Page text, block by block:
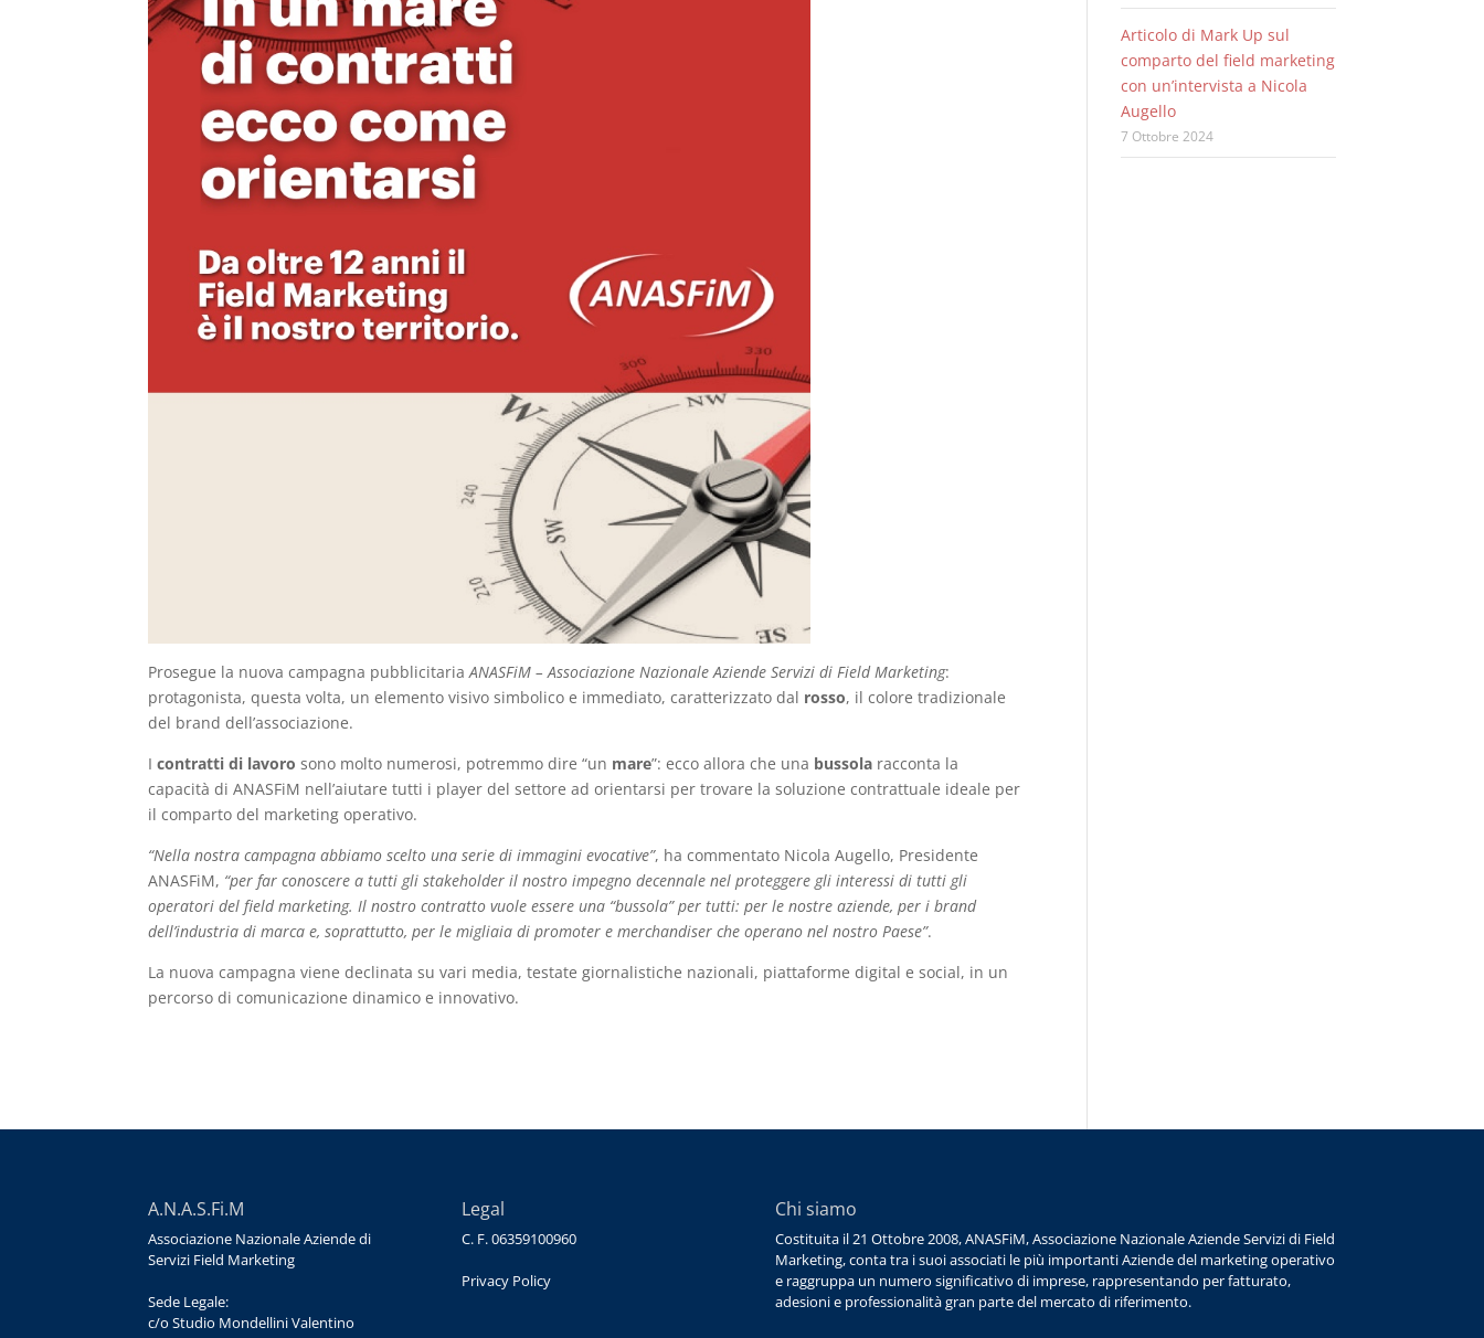
Prosegue la nuova campagna pubblicitariaANASFiM – Associazione Nazionale Aziende Servizi di Field Marketing:
protagonista, questa volta, un elemento visivo simbolico e immediato, caratterizzato dal rosso, il colore tradizionale
del brand dell’associazione.
Icontratti di lavoro sono molto numerosi, potremmo dire “un mare”: ecco allora che una bussola racconta la
capacità di ANASFiM nell’aiutare tutti i player del settore ad orientarsi per trovare la soluzione contrattuale ideale per
il comparto del marketing operativo.
“Nella nostra campagna abbiamo scelto una serie di immagini evocative”, ha commentato Nicola Augello, Presidente
ANASFiM, “per far conoscere a tutti gli stakeholder il nostro impegno decennale nel proteggere gli interessi di tutti gli
operatori del field marketing. Il nostro contratto vuole essere una “bussola” per tutti: per le nostre aziende, per i brand
dell’industria di marca e, soprattutto, per le migliaia di promoter e merchandiser che operano nel nostro Paese”.
La nuova campagna viene declinata su vari media, testate giornalistiche nazionali, piattaforme digital e social, in un
percorso di comunicazione dinamico e innovativo.
Articolo di Mark Up sul
comparto del field marketing
con un’intervista a Nicola
Augello
7 Ottobre 2024
A.N.A.S.Fi.M
Associazione Nazionale Aziende di
Servizi Field Marketing
Sede Legale:
c/o Studio Mondellini Valentino
Legal
C. F. 06359100960
Privacy Policy
Chi siamo
Costituita il 21 Ottobre 2008, ANASFiM, Associazione Nazionale Aziende Servizi di Field
Marketing, conta tra i suoi associati le più importanti Aziende del marketing operativo
e raggruppa un numero significativo di imprese, rappresentando per fatturato,
adesioni e professionalità gran parte del mercato di riferimento.